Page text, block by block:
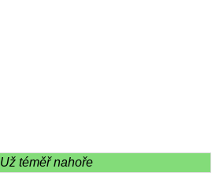
Už téměř nahoře